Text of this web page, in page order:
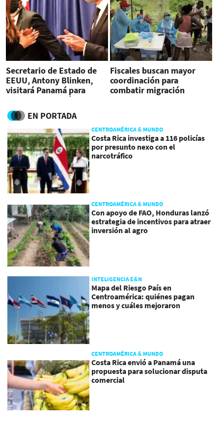
Secretario de Estado de
EEUU, Antony Blinken,
visitará Panamá para
abordar migración
Fiscales buscan mayor
coordinación para
combatir migración
EN PORTADA
CENTROAMÉRICA & MUNDO
Costa Rica investiga a 116 policías
por presunto nexo con el
narcotráfico
CENTROAMÉRICA & MUNDO
Con apoyo de FAO, Honduras lanzó
estrategia de incentivos para atraer
inversión al agro
INTELIGENCIA E&N
Mapa del Riesgo País en
Centroamérica: quiénes pagan
menos y cuáles mejoraron
CENTROAMÉRICA & MUNDO
Costa Rica envió a Panamá una
propuesta para solucionar disputa
comercial